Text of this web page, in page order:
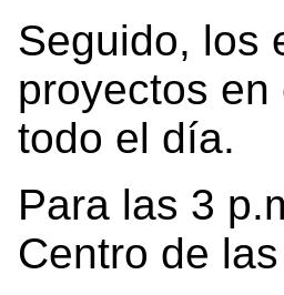
Seguido, los
proyectos
todo el día.
Para las 3
Centro de